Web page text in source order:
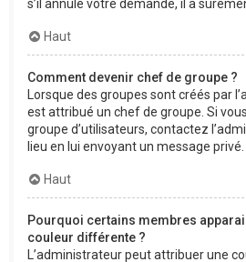
s’il annule votre demande, il a
Haut
Comment devenir chef de groupe ?
Lorsque des groupes sont créés par
est attribué un chef de groupe. Si
groupe d’utilisateurs, contactez
lieu en lui envoyant un message privé.
Haut
Pourquoi certains membres
couleur différente ?
L’administrateur peut attribuer une